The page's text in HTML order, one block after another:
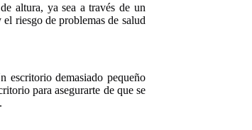
altura, ya sea a través de un
riesgo de problemas de salud
escritorio demasiado pequeño
para asegurarte de que se